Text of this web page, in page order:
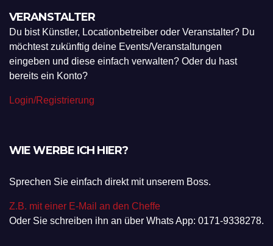
VERANSTALTER
Du bist Künstler, Locationbetreiber oder Veranstalter? Du
möchtest zukünftig deine Events/Veranstaltungen
eingeben und diese einfach verwalten? Oder du hast
bereits ein Konto?
Login/Registrierung
WIE WERBE ICH HIER?
Sprechen Sie einfach direkt mit unserem Boss.
Z.B. mit einer E-Mail an den Cheffe
Oder Sie schreiben ihn an über Whats App: 0171-9338278.